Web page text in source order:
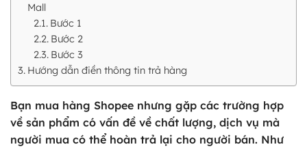
Mall
Bước 1
Bước 2
Bước 3
Hướng dẫn điền thông tin trả hàng
Bạn mua hàng Shopee nhưng gặp các trường hợp
về sản phẩm có vấn đề về chất lượng, dịch vụ mà
người mua có thể hoàn trả lại cho người bán. Như